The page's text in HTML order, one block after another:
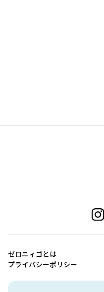
ゼロニィゴとは
プライバシーポリシー